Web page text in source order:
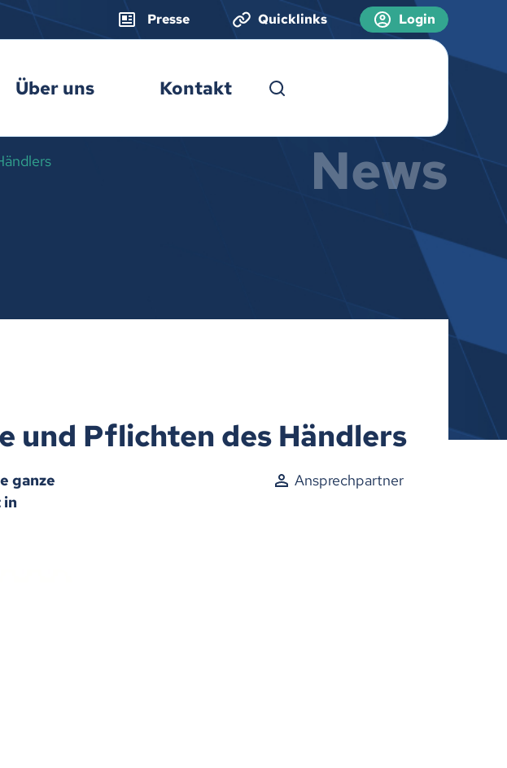
Presse Quicklinks Login
Über uns Kontakt
News
und Pflichten des Händlers
ganze
in
Ansprechpartner